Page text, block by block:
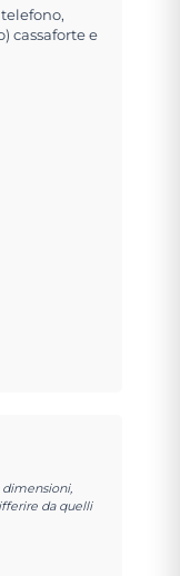
cassaforte e
da quelli